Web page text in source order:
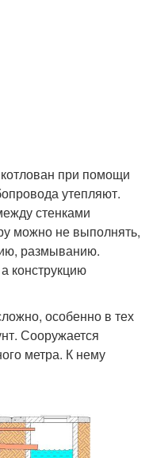
при помощи
утепляют.
стенками
можно не выполнять,
размыванию.
конструкцию
особенно в тех
Сооружается
метра. К нему